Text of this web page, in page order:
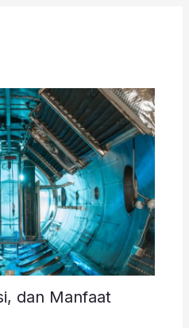
dan Manfaat